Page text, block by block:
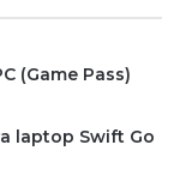
(Game Pass)
laptop Swift Go